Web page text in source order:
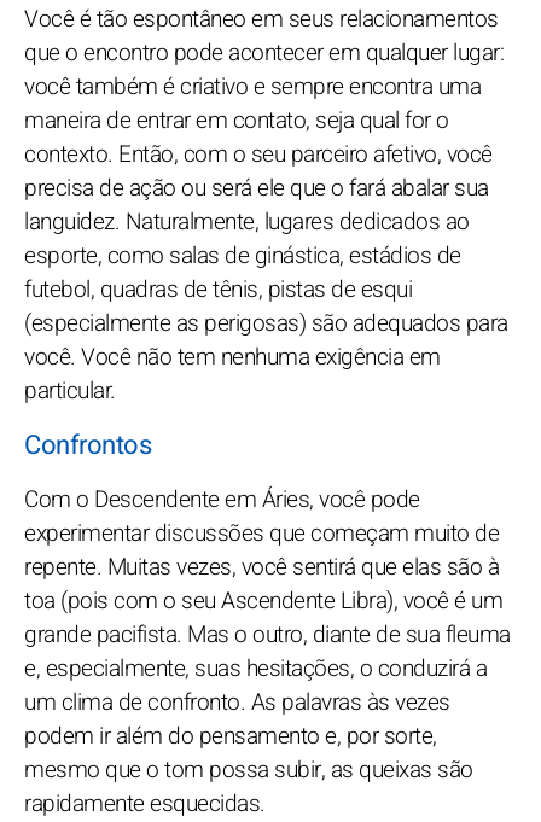
Você é tão espontâneo em seus relacionamentos
que o encontro pode acontecer em qualquer lugar:
você também é criativo e sempre encontra uma
maneira de entrar em contato, seja qual for o
contexto. Então, com o seu parceiro afetivo, você
precisa de ação ou será ele que o fará abalar sua
languidez. Naturalmente, lugares dedicados ao
esporte, como salas de ginástica, estádios de
futebol, quadras de tênis, pistas de esqui
(especialmente as perigosas) são adequados para
você. Você não tem nenhuma exigência em
particular.
Confrontos
Com o Descendente em Áries, você pode
experimentar discussões que começam muito de
repente. Muitas vezes, você sentirá que elas são à
toa (pois com o seu Ascendente Libra), você é um
grande pacifista. Mas o outro, diante de sua fleuma
e, especialmente, suas hesitações, o conduzirá a
um clima de confronto. As palavras às vezes
podem ir além do pensamento e, por sorte,
mesmo que o tom possa subir, as queixas são
rapidamente esquecidas.